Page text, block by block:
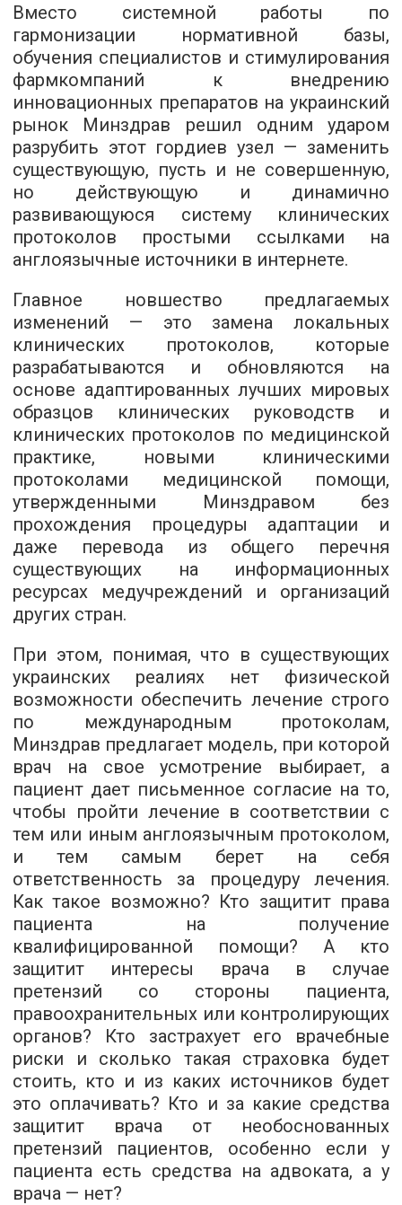
Вместо системной работы по
гармонизации нормативной базы,
обучения специалистов и стимулирования
фармкомпаний к внедрению
инновационных препаратов на украинский
рынок Минздрав решил одним ударом
разрубить этот гордиев узел — заменить
существующую, пусть и не совершенную,
но действующую и динамично
развивающуюся систему клинических
протоколов простыми ссылками на
англоязычные источники в интернете.
Главное новшество предлагаемых
изменений — это замена локальных
клинических протоколов, которые
разрабатываются и обновляются на
основе адаптированных лучших мировых
образцов клинических руководств и
клинических протоколов по медицинской
практике, новыми клиническими
протоколами медицинской помощи,
утвержденными Минздравом без
прохождения процедуры адаптации и
даже перевода из общего перечня
существующих на информационных
ресурсах медучреждений и организаций
других стран.
При этом, понимая, что в существующих
украинских реалиях нет физической
возможности обеспечить лечение строго
по международным протоколам,
Минздрав предлагает модель, при которой
врач на свое усмотрение выбирает, а
пациент дает письменное согласие на то,
чтобы пройти лечение в соответствии с
тем или иным англоязычным протоколом,
и тем самым берет на себя
ответственность за процедуру лечения.
Как такое возможно? Кто защитит права
пациента на получение
квалифицированной помощи? А кто
защитит интересы врача в случае
претензий со стороны пациента,
правоохранительных или контролирующих
органов? Кто застрахует его врачебные
риски и сколько такая страховка будет
стоить, кто и из каких источников будет
это оплачивать? Кто и за какие средства
защитит врача от необоснованных
претензий пациентов, особенно если у
пациента есть средства на адвоката, а у
врача — нет?